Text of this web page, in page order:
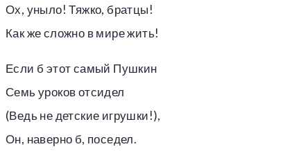
Ох, уныло! Тяжко, братцы!
Как же сложно в мире жить!
Если б этот самый Пушкин
Семь уроков отсидел
(Ведь не детские игрушки!),
Он, наверно б, поседел.